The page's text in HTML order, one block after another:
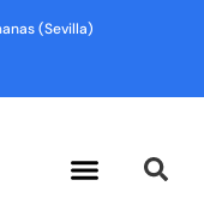
(Sevilla)
Menu